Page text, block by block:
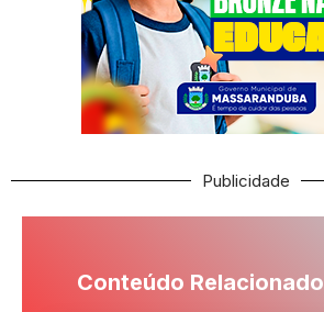
Publicidade
Conteúdo Relacionado